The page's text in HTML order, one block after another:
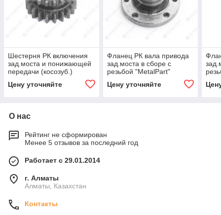
Шестерня РК включения
зад.моста и понижающей
передачи (косозуб.)
Цену уточняйте
Фланец РК вала привода
зад.моста в сборе с
резьбой "MetalPart"
Цену уточняйте
О нас
Рейтинг не сформирован
Менее 5 отзывов за последний год
Работает с 29.01.2014
г. Алматы
Алматы, Казахстан
Контакты